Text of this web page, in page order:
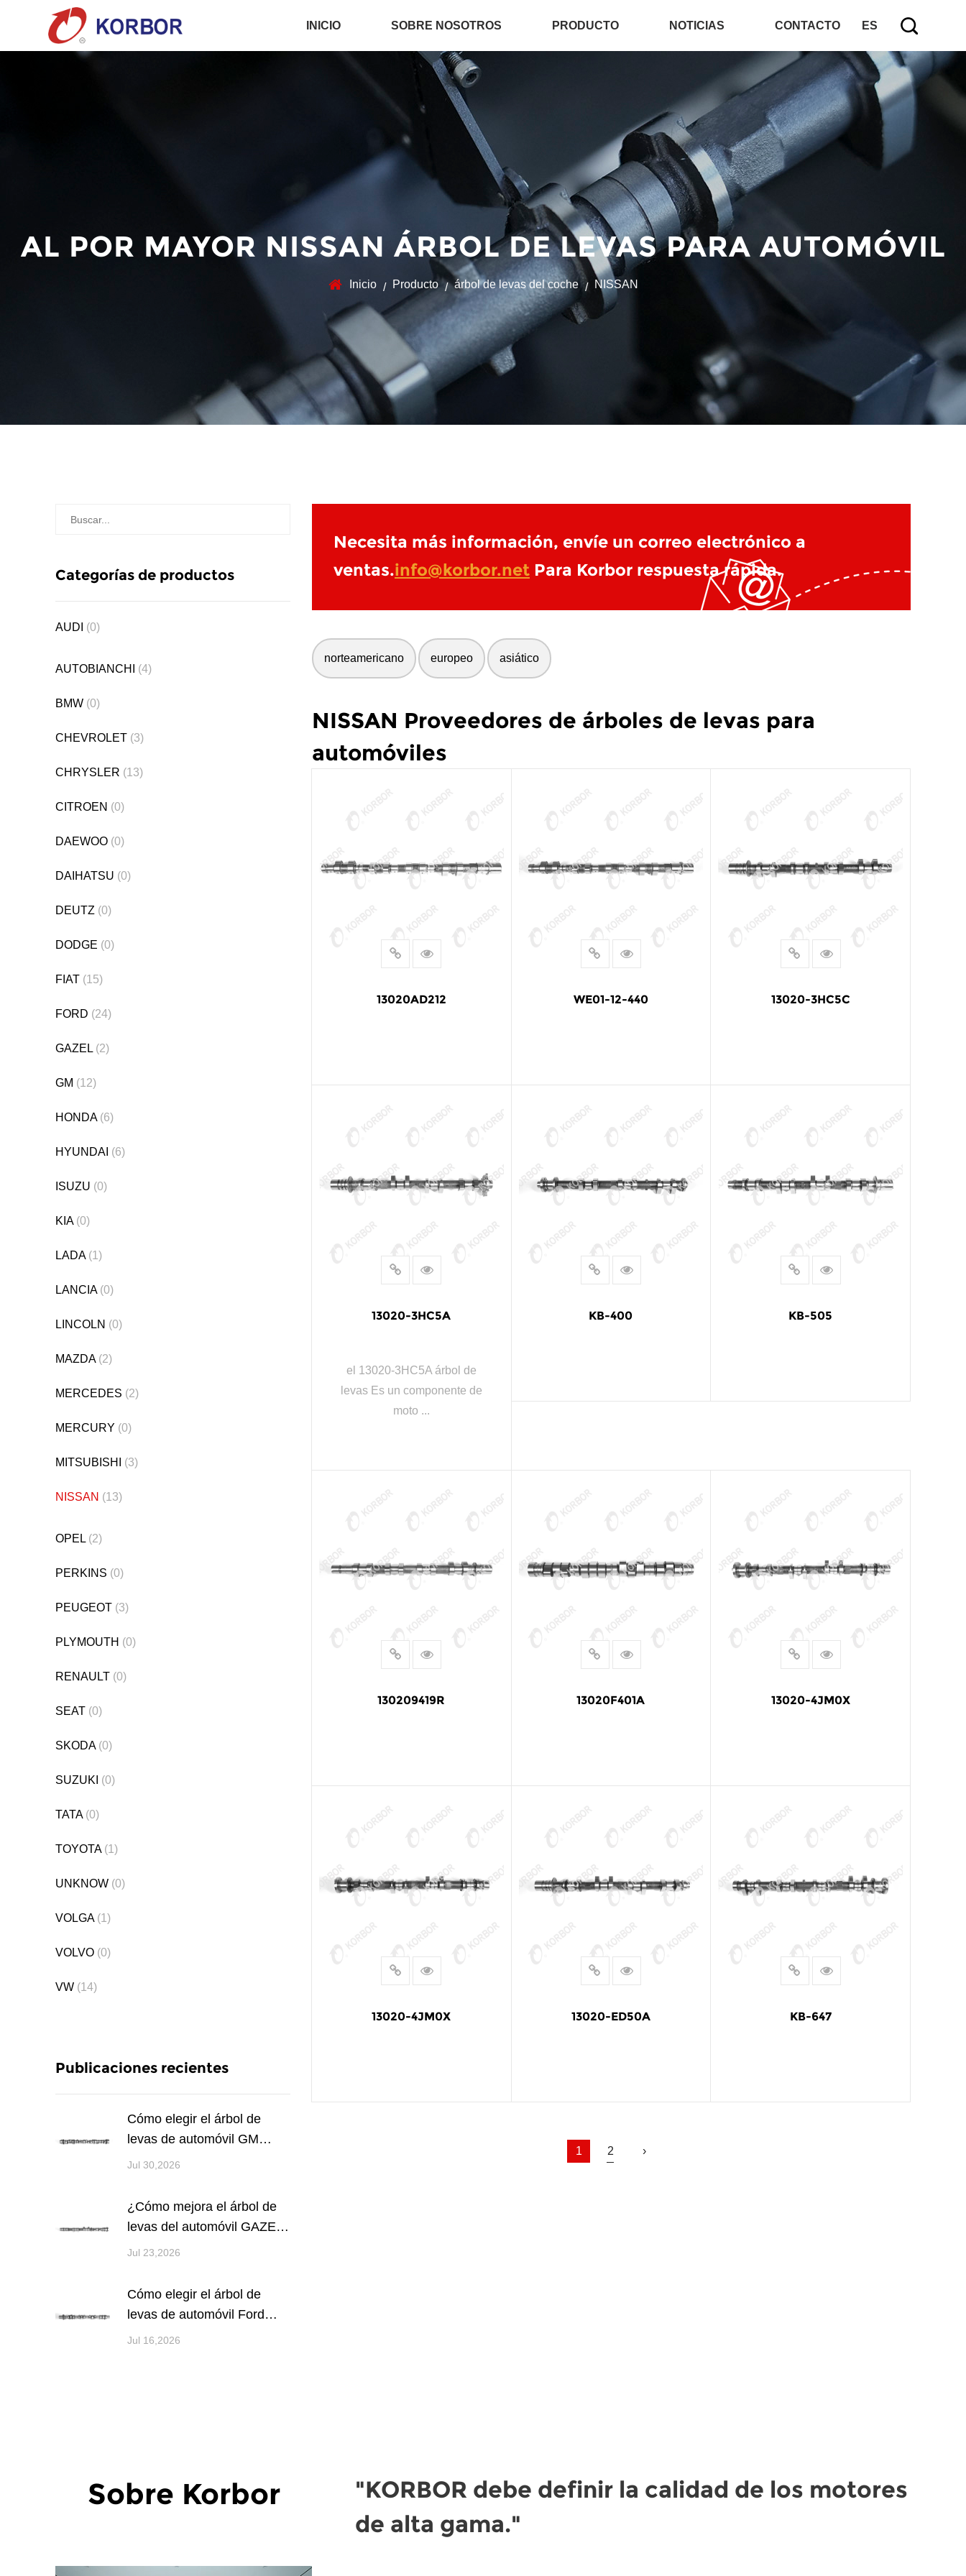
INICIO SOBRE NOSOTROS PRODUCTO NOTICIAS CONTACTO ES
AL POR MAYOR NISSAN ÁRBOL DE LEVAS PARA AUTOMÓVIL
Inicio / Producto / árbol de levas del coche / NISSAN
Categorías de productos
AUDI (0)
AUTOBIANCHI (4)
BMW (0)
CHEVROLET (3)
CHRYSLER (13)
CITROEN (0)
DAEWOO (0)
DAIHATSU (0)
DEUTZ (0)
DODGE (0)
FIAT (15)
FORD (24)
GAZEL (2)
GM (12)
HONDA (6)
HYUNDAI (6)
ISUZU (0)
KIA (0)
LADA (1)
LANCIA (0)
LINCOLN (0)
MAZDA (2)
MERCEDES (2)
MERCURY (0)
MITSUBISHI (3)
NISSAN (13)
OPEL (2)
PERKINS (0)
PEUGEOT (3)
PLYMOUTH (0)
RENAULT (0)
SEAT (0)
SKODA (0)
SUZUKI (0)
TATA (0)
TOYOTA (1)
UNKNOW (0)
VOLGA (1)
VOLVO (0)
VW (14)
Publicaciones recientes
Cómo elegir el árbol de
levas de automóvil GM
adecuado para el...
Jul 30,2026
¿Cómo mejora el árbol de
levas del automóvil GAZEL
el rendimie...
Jul 23,2026
Cómo elegir el árbol de
levas de automóvil Ford
adecuado para ...
Jul 16,2026
Necesita más información, envíe un correo electrónico a
ventas.info@korbor.net Para Korbor respuesta rápida.
norteamericano europeo asiático
NISSAN Proveedores de árboles de levas para
automóviles
13020AD212 WE01-12-440 13020-3HC5C
13020-3HC5A
el 13020-3HC5A árbol de
levas Es un componente de
moto ...
KB-400 KB-505
130209419R 13020F401A 13020-4JM0X
13020-4JM0X 13020-ED50A KB-647
1 2 ›
Sobre Korbor
"KORBOR debe definir la calidad de los motores
de alta gama."